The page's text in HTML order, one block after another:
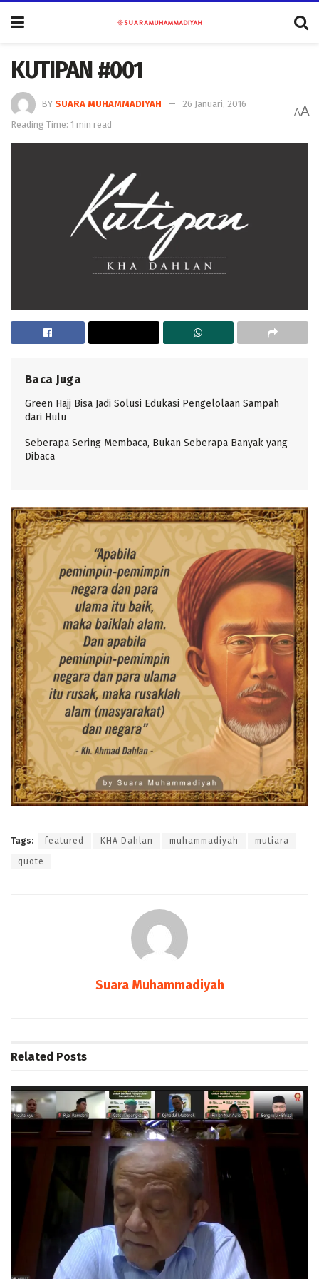
KUTIPAN #001
BY SUARA MUHAMMADIYAH
26 Januari, 2016
Reading Time: 1 min read
AA
Baca Juga
Green Hajj Bisa Jadi Solusi Edukasi Pengelolaan Sampah
dari Hulu
Seberapa Sering Membaca, Bukan Seberapa Banyak yang
Dibaca
Tags: featured KHA Dahlan muhammadiyah mutiara
quote
Suara Muhammadiyah
Related Posts